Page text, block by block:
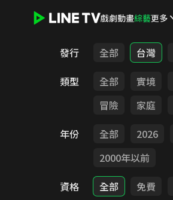
戲劇動畫綜藝更多
發行 全部 台灣
類型
全部 實境
冒險
家庭
年份
全部 2026
2000年以前
資格
全部 免費